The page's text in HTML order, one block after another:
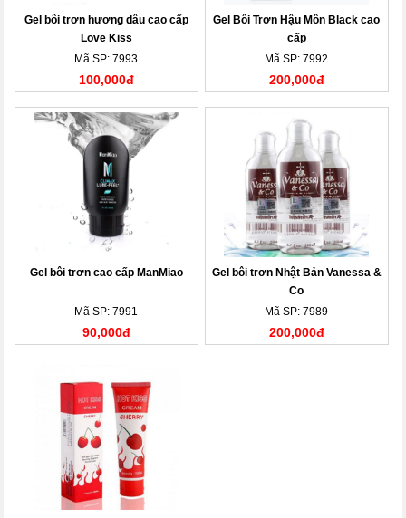
Gel bôi trơn hương dâu cao cấp
Love Kiss
Mã SP: 7993
100,000đ
Gel Bôi Trơn Hậu Môn Black cao
cấp
Mã SP: 7992
200,000đ
Gel bôi trơn cao cấp ManMiao
Mã SP: 7991
90,000đ
Gel bôi trơn Nhật Bản Vanessa &
Co
Mã SP: 7989
200,000đ